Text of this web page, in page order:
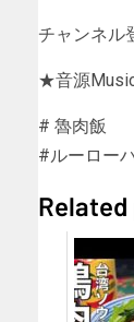
チャンネル
★音源
# 魯肉飯
#ルーロー